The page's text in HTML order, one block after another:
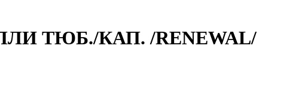
ТЮБ./КАП. /RENEWAL/